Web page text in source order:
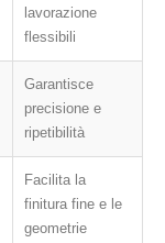
lavorazione
flessibili
Garantisce
precisione e
ripetibilità
Facilita la
finitura fine e le
geometrie